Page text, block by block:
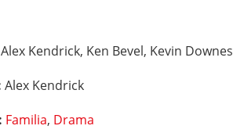
Alex Kendrick, Ken Bevel, Kevin Downes
Alex Kendrick
Familia, Drama